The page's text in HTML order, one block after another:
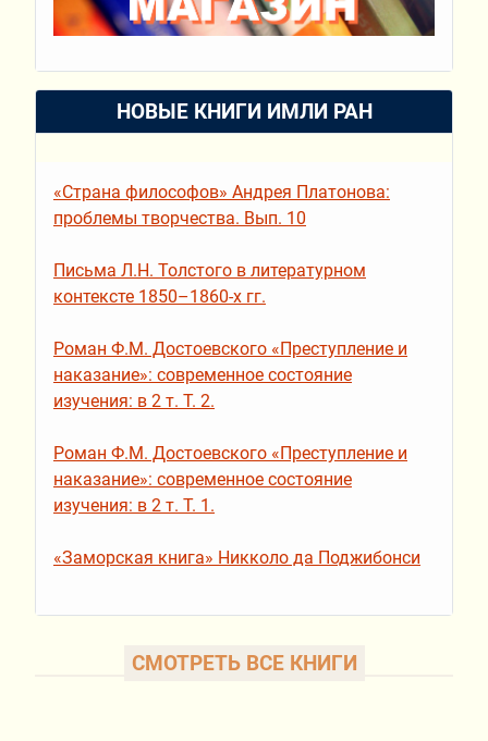
НОВЫЕ КНИГИ ИМЛИ РАН
«Страна философов» Андрея Платонова:
проблемы творчества. Вып. 10
Письма Л.Н. Толстого в литературном
контексте 1850–1860-х гг.
Роман Ф.М. Достоевского «Преступление и
наказание»: современное состояние
изучения: в 2 т. Т. 2.
Роман Ф.М. Достоевского «Преступление и
наказание»: современное состояние
изучения: в 2 т. Т. 1.
«Заморская книга» Никколо да Поджибонси
СМОТРЕТЬ ВСЕ КНИГИ